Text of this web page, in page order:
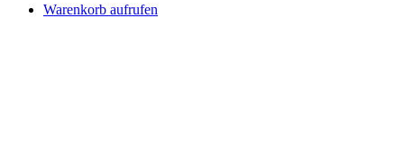
Warenkorb aufrufen